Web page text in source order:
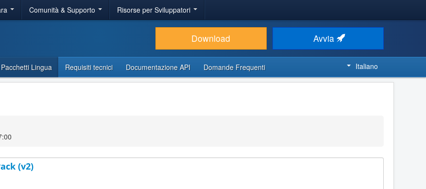
Comunità & Supporto Risorse per Sviluppatori
Download Avvia
Pacchetti Lingua Requisiti tecnici Documentazione API Domande Frequenti Italiano
(v2)